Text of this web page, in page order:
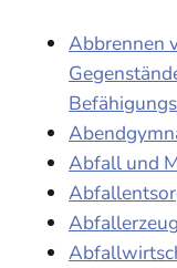
Abbrennen
Abfall und